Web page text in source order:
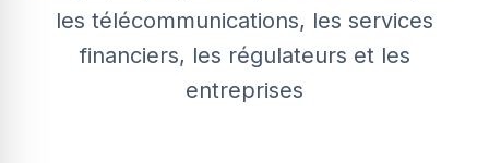
les télécommunications, les services
financiers, les régulateurs et les
entreprises